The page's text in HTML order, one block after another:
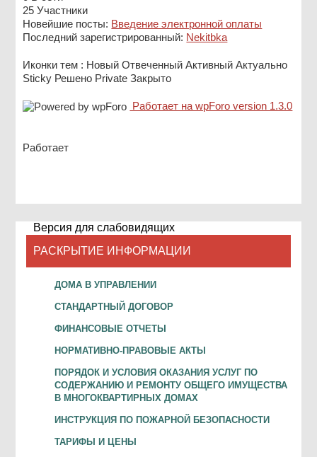
25 Участники
Новейшие посты: Введение электронной оплаты
Последний зарегистрированный: Nekitbka
Иконки тем : Новый Отвеченный Активный Актуально
Sticky Решено Private Закрыто
Работает на wpForo version 1.3.0
Работает
Версия для слабовидящих
РАСКРЫТИЕ ИНФОРМАЦИИ
ДОМА В УПРАВЛЕНИИ
СТАНДАРТНЫЙ ДОГОВОР
ФИНАНСОВЫЕ ОТЧЕТЫ
НОРМАТИВНО-ПРАВОВЫЕ АКТЫ
ПОРЯДОК И УСЛОВИЯ ОКАЗАНИЯ УСЛУГ ПО
СОДЕРЖАНИЮ И РЕМОНТУ ОБЩЕГО ИМУЩЕСТВА
В МНОГОКВАРТИРНЫХ ДОМАХ
ИНСТРУКЦИЯ ПО ПОЖАРНОЙ БЕЗОПАСНОСТИ
ТАРИФЫ И ЦЕНЫ